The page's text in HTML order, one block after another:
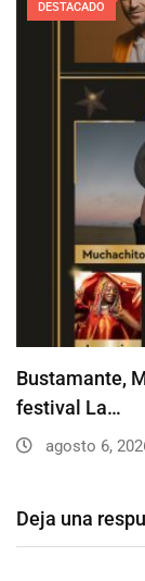
DESTACADO
Bustamante,
festival La…
agosto 6,
Deja una